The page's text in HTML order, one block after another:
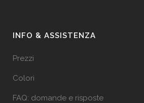
INFO & ASSISTENZA
Prezzi
Colori
FAQ: domande e risposte